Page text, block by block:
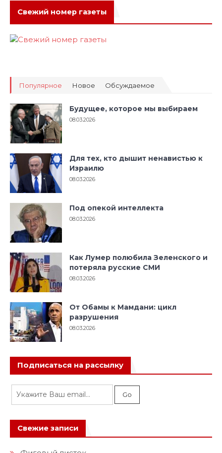
Свежий номер газеты
Популярное Новое Обсуждаемое
Будущее, которое мы выбираем
08.03.2026
Для тех, кто дышит ненавистью к
Израилю
08.03.2026
Под опекой интеллекта
08.03.2026
Как Лумер полюбила Зеленского и
потеряла русские СМИ
08.03.2026
От Обамы к Мамдани: цикл
разрушения
08.03.2026
Подписаться на рассылку
Свежие записи